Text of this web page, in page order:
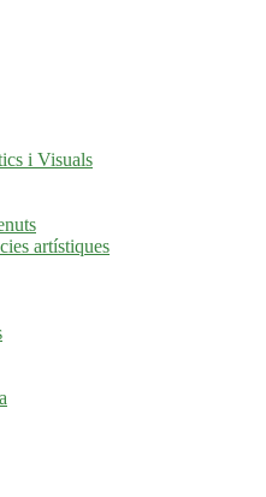
i Visuals
artístiques